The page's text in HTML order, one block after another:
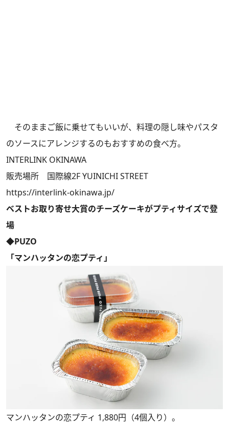
そのままご飯に乗せてもいいが、料理の隠し味やパスタ
のソースにアレンジするのもおすすめの食べ方。
INTERLINK OKINAWA
販売場所 国際線2F YUINICHI STREET
https://interlink-okinawa.jp/
ベストお取り寄せ大賞のチーズケーキがプティサイズで登
場
◆PUZO
「マンハッタンの恋プティ」
マンハッタンの恋プティ 1,880円（4個入り）。